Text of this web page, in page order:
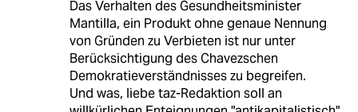
Das Verhalten des Gesundheitsminister
Mantilla, ein Produkt ohne genaue Nennung
von Gründen zu Verbieten ist nur unter
Berücksichtigung des Chavezschen
Demokratieverständnisses zu begreifen.
Und was, liebe taz-Redaktion soll an